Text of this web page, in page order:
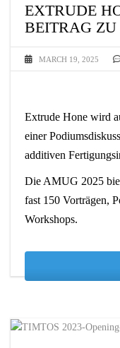
EXTRUDE
BEITRAG
MARCH 19, 2025
Extrude Hone wird
einer
additiven
Die AMUG 2025
fast 150 Vorträgen,
Workshops.